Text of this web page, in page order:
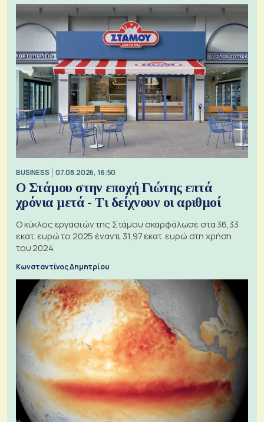
BUSINESS 07.08.2026, 16:50
Ο Στάμου στην εποχή Γιώτης επτά
χρόνια μετά - Τι δείχνουν οι αριθμοί
Ο κύκλος εργασιών της Στάμου σκαρφάλωσε στα 36,33
εκατ. ευρώ το 2025 έναντι 31,97 εκατ. ευρώ στη χρήση
του 2024
Κωνσταντίνος Δημητρίου